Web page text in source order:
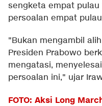
sengketa empat
persoalan empat
"Bukan mengambil
Presiden Prabowo
mengatasi,
persoalan ini," ujar
FOTO: Aksi Long